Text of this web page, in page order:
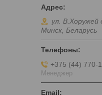
ул. В.Хоружей
Минск, Беларусь
+375 (44) 770-
Менеджер